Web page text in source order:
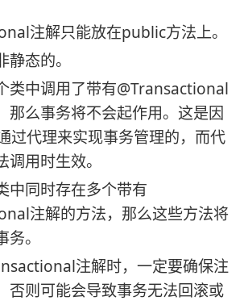
注解只能放在public方法上。
态的。
类中调用了带有@Transactional
那么事务将不会起作用。这是因
过代理来实现事务管理的，而代
用时生效。
中同时存在多个带有
注解的方法，那么这些方法将
。
注解时，一定要确保注
否则可能会导致事务无法回滚或